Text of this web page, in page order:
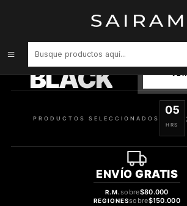
Perfume Tease Heartbreaker Victoria Secret
BLACK
PRODUCTOS SELECCIONADOS
05
HRS
:
ENVÍO GRATIS
R.M.sobre$80.000
REGIONESsobre$150.000